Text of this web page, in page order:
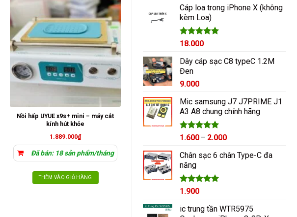
5 sao
Cáp loa trong iPhone X (không
kèm Loa)
Được xếp
5 sao
18.000
Dây cáp sạc C8 typeC 1.2M
Đen
9.000
Mic samsung J7 J7PRIME J1
A3 A8 chung chính hãng
Được xếp
5 sao
1.600 – 2.000Khoảng
từ
Chân sạc 6 chân Type-C đa
năng
Được xếp
5 sao
1.900
ic trung tần WTR5975
Nồi hấp UYUE x9s+ mini – máy cắt
kính hút khỏe
1.889.000₫
Đã bán: 18 sản phẩm/tháng
THÊM VÀO GIỎ HÀNG